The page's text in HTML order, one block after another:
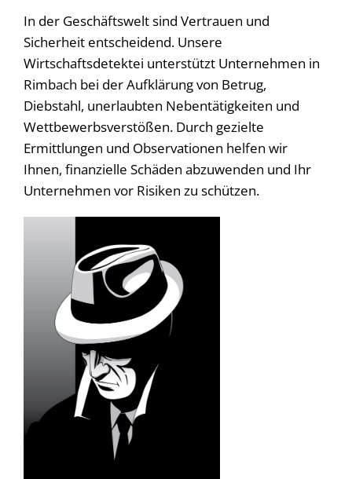
In der Geschäftswelt sind Vertrauen und
Sicherheit entscheidend. Unsere
Wirtschaftsdetektei unterstützt Unternehmen in
Rimbach bei der Aufklärung von Betrug,
Diebstahl, unerlaubten Nebentätigkeiten und
Wettbewerbsverstößen. Durch gezielte
Ermittlungen und Observationen helfen wir
Ihnen, finanzielle Schäden abzuwenden und Ihr
Unternehmen vor Risiken zu schützen.